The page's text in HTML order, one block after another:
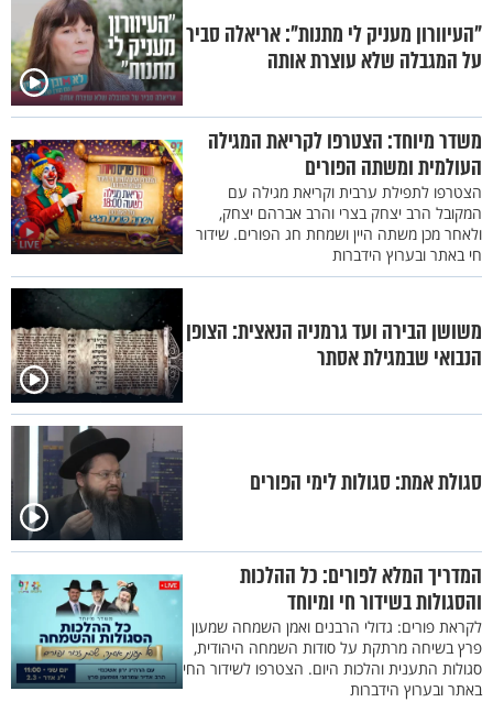
"העיוורון מעניק לי מתנות": אריאלה סביר
על המגבלה שלא עוצרת אותה
משדר מיוחד: הצטרפו לקריאת המגילה
העולמית ומשתה הפורים
הצטרפו לתפילת ערבית וקריאת מגילה עם
המקובל הרב יצחק בצרי והרב אברהם יצחק,
ולאחר מכן משתה היין ושמחת חג הפורים. שידור
חי באתר ובערוץ הידברות
משושן הבירה ועד גרמניה הנאצית: הצופן
הנבואי שבמגילת אסתר
סגולת אמת: סגולות לימי הפורים
המדריך המלא לפורים: כל ההלכות
והסגולות בשידור חי ומיוחד
לקראת פורים: גדולי הרבנים ואמן השמחה שמעון
פרץ בשיחה מרתקת על סודות השמחה היהודית,
סגולות התענית והלכות היום. הצטרפו לשידור החי
באתר ובערוץ הידברות